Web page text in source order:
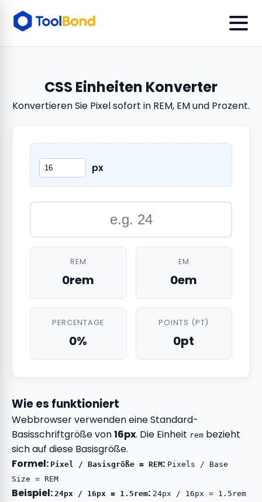
CSS Einheiten Konverter
Konvertieren Sie Pixel sofort in REM, EM und Prozent.
px
REM
0rem
EM
0em
PERCENTAGE
0%
POINTS (PT)
0pt
Wie es funktioniert
Webbrowser verwenden eine Standard-
Basisschriftgröße von16px. Die Einheit rem bezieht
sich auf diese Basisgröße.
Formel: Pixel / Basisgröße = REM: Pixels / Base
Size = REM
Beispiel: 24px / 16px = 1.5rem: 24px / 16px = 1.5rem